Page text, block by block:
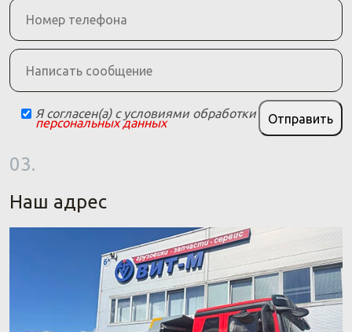
Я согласен(а) с условиями обработки
персональных данных Отправить
03.
Наш адрес